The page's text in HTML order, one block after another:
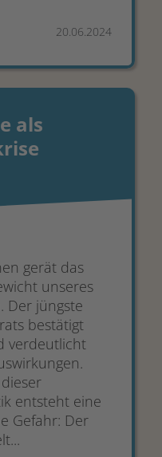
20.06.2024
als
gerät das
unseres
Der jüngste
bestätigt
verdeutlicht
entsteht eine
Gefahr: Der